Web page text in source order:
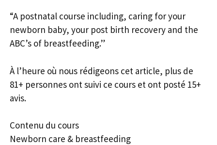
“A postnatal course including, caring for your
newborn baby, your post birth recovery and the
ABC’s of breastfeeding.”
À l’heure où nous rédigeons cet article, plus de
81+ personnes ont suivi ce cours et ont posté 15+
avis.
Contenu du cours
Newborn care & breastfeeding